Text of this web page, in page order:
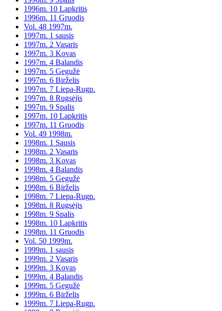
1996m. 10 Lapkritis
1996m. 11 Gruodis
Vol. 48 1997m.
1997m. 1 sausis
1997m. 2 Vasaris
1997m. 3 Kovas
1997m. 4 Balandis
1997m. 5 Gegužė
1997m. 6 Birželis
1997m. 7 Liepa-Rugp.
1997m. 8 Rugsėjis
1997m. 9 Spalis
1997m. 10 Lapkritis
1997m. 11 Gruodis
Vol. 49 1998m.
1998m. 1 Sausis
1998m. 2 Vasaris
1998m. 3 Kovas
1998m. 4 Balandis
1998m. 5 Gegužė
1998m. 6 Birželis
1998m. 7 Liepa-Rugp.
1998m. 8 Rugsėjis
1998m. 9 Spalis
1998m. 10 Lapkritis
1998m. 11 Gruodis
Vol. 50 1999m.
1999m. 1 sausis
1999m. 2 Vasaris
1999m. 3 Kovas
1999m. 4 Balandis
1999m. 5 Gegužė
1999m. 6 Birželis
1999m. 7 Liepa-Rugp.